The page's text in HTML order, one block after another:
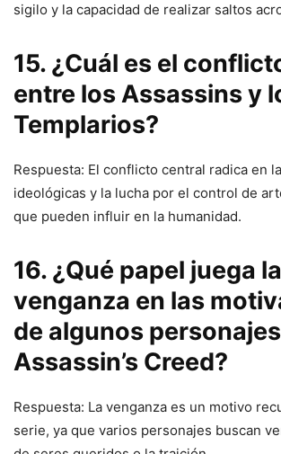
sigilo y la capacidad de realizar saltos
15. ¿Cuál es el
entre los Assassins y
Templarios?
Respuesta: El conflicto central radica en
ideológicas y la lucha por el control de
que pueden influir en la humanidad.
16. ¿Qué papel juega la
venganza en las
de algunos
Assassin’s Creed?
Respuesta: La venganza es un motivo
serie, ya que varios personajes buscan